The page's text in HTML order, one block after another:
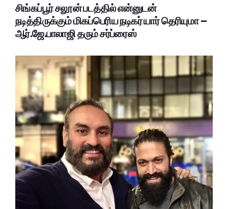
சிங்கப்பூர் சலூன் படத்தில் என்னுடன்
நடித்திருக்கும் மிகப்பெரிய நடிகர் யார் தெரியுமா –
ஆர்.ஜே.பாலாஜி தரும் சர்ப்ரைஸ்